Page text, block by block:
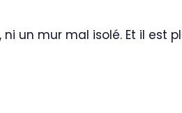
un mur mal isolé. Et il est